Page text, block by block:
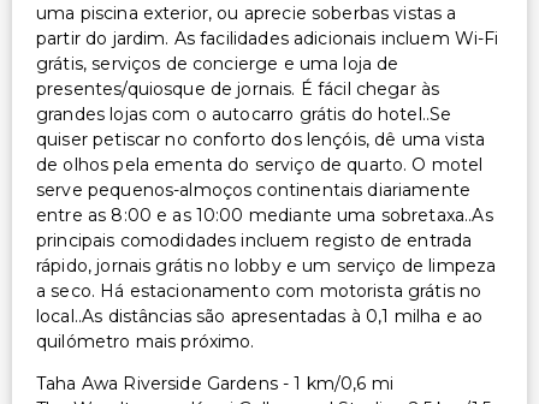
uma piscina exterior, ou aprecie soberbas vistas a
partir do jardim. As facilidades adicionais incluem Wi-Fi
grátis, serviços de concierge e uma loja de
presentes/quiosque de jornais. É fácil chegar às
grandes lojas com o autocarro grátis do hotel..Se
quiser petiscar no conforto dos lençóis, dê uma vista
de olhos pela ementa do serviço de quarto. O motel
serve pequenos-almoços continentais diariamente
entre as 8:00 e as 10:00 mediante uma sobretaxa..As
principais comodidades incluem registo de entrada
rápido, jornais grátis no lobby e um serviço de limpeza
a seco. Há estacionamento com motorista grátis no
local..As distâncias são apresentadas à 0,1 milha e ao
quilómetro mais próximo.
Taha Awa Riverside Gardens - 1 km/0,6 mi